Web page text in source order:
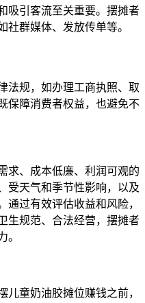
吸引客流至关重要。摆摊者
社群媒体、发放传单等。
法规，如办理工商执照、取
保障消费者权益，也避免不
求、成本低廉、利润可观的
受天气和季节性影响，以及
通过有效评估收益和风险，
生规范、合法经营，摆摊者
。
儿童奶油胶摊位赚钱之前，